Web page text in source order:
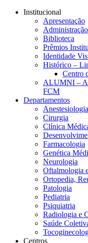
Conteúdo principal
Institucional
Apresentação
Administração
Biblioteca
Prêmios
Identidade
Histórico –
Centro
ALUMNI –
FCM
Departamentos
Anestesiologia
Cirurgia
Clínica
Farmacologia
Genética
Neurologia
Oftalmologia
Ortopedia,
Patologia
Pediatria
Psiquiatria
Radiologia e
Saúde
Centros